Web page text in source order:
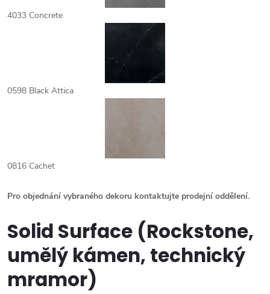
4033 Concrete
0598 Black Attica
0816 Cachet
Pro objednání vybraného dekoru kontaktujte prodejní oddělení.
Solid Surface (Rockstone,
umělý kámen, technický
mramor)